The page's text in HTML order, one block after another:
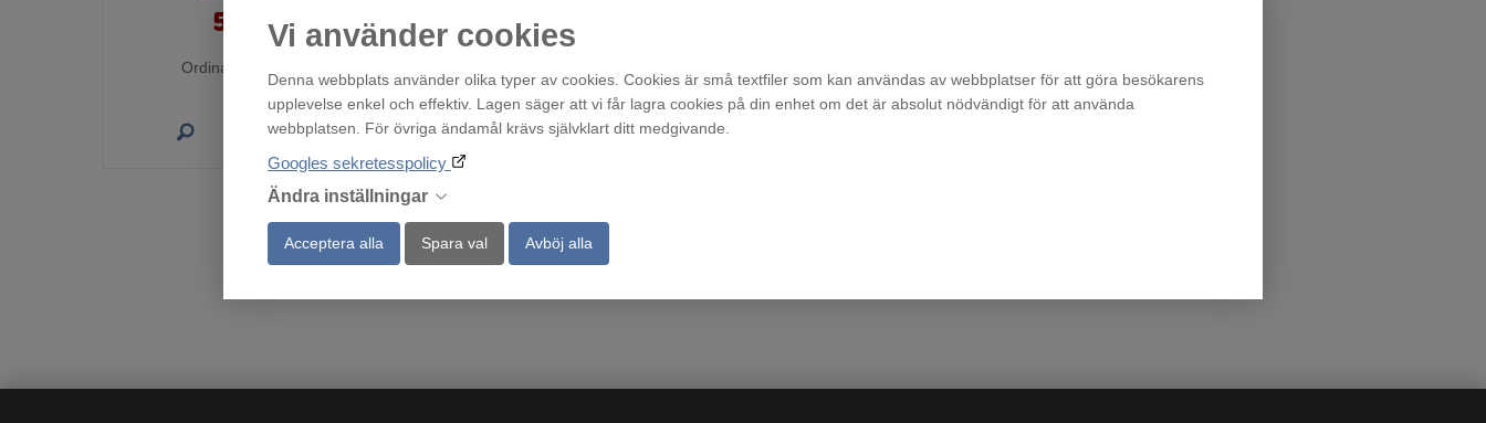
Vi använder cookies
Denna webbplats använder olika typer av cookies. Cookies är små textfiler som kan användas av webbplatser för att göra besökarens
upplevelse enkel och effektiv. Lagen säger att vi får lagra cookies på din enhet om det är absolut nödvändigt för att använda
webbplatsen. För övriga ändamål krävs självklart ditt medgivande.
Googles sekretesspolicy
Ändra inställningar
Acceptera alla Spara val Avböj alla
5 990 :-
Ordinarie pris:
Köp
498
Köp